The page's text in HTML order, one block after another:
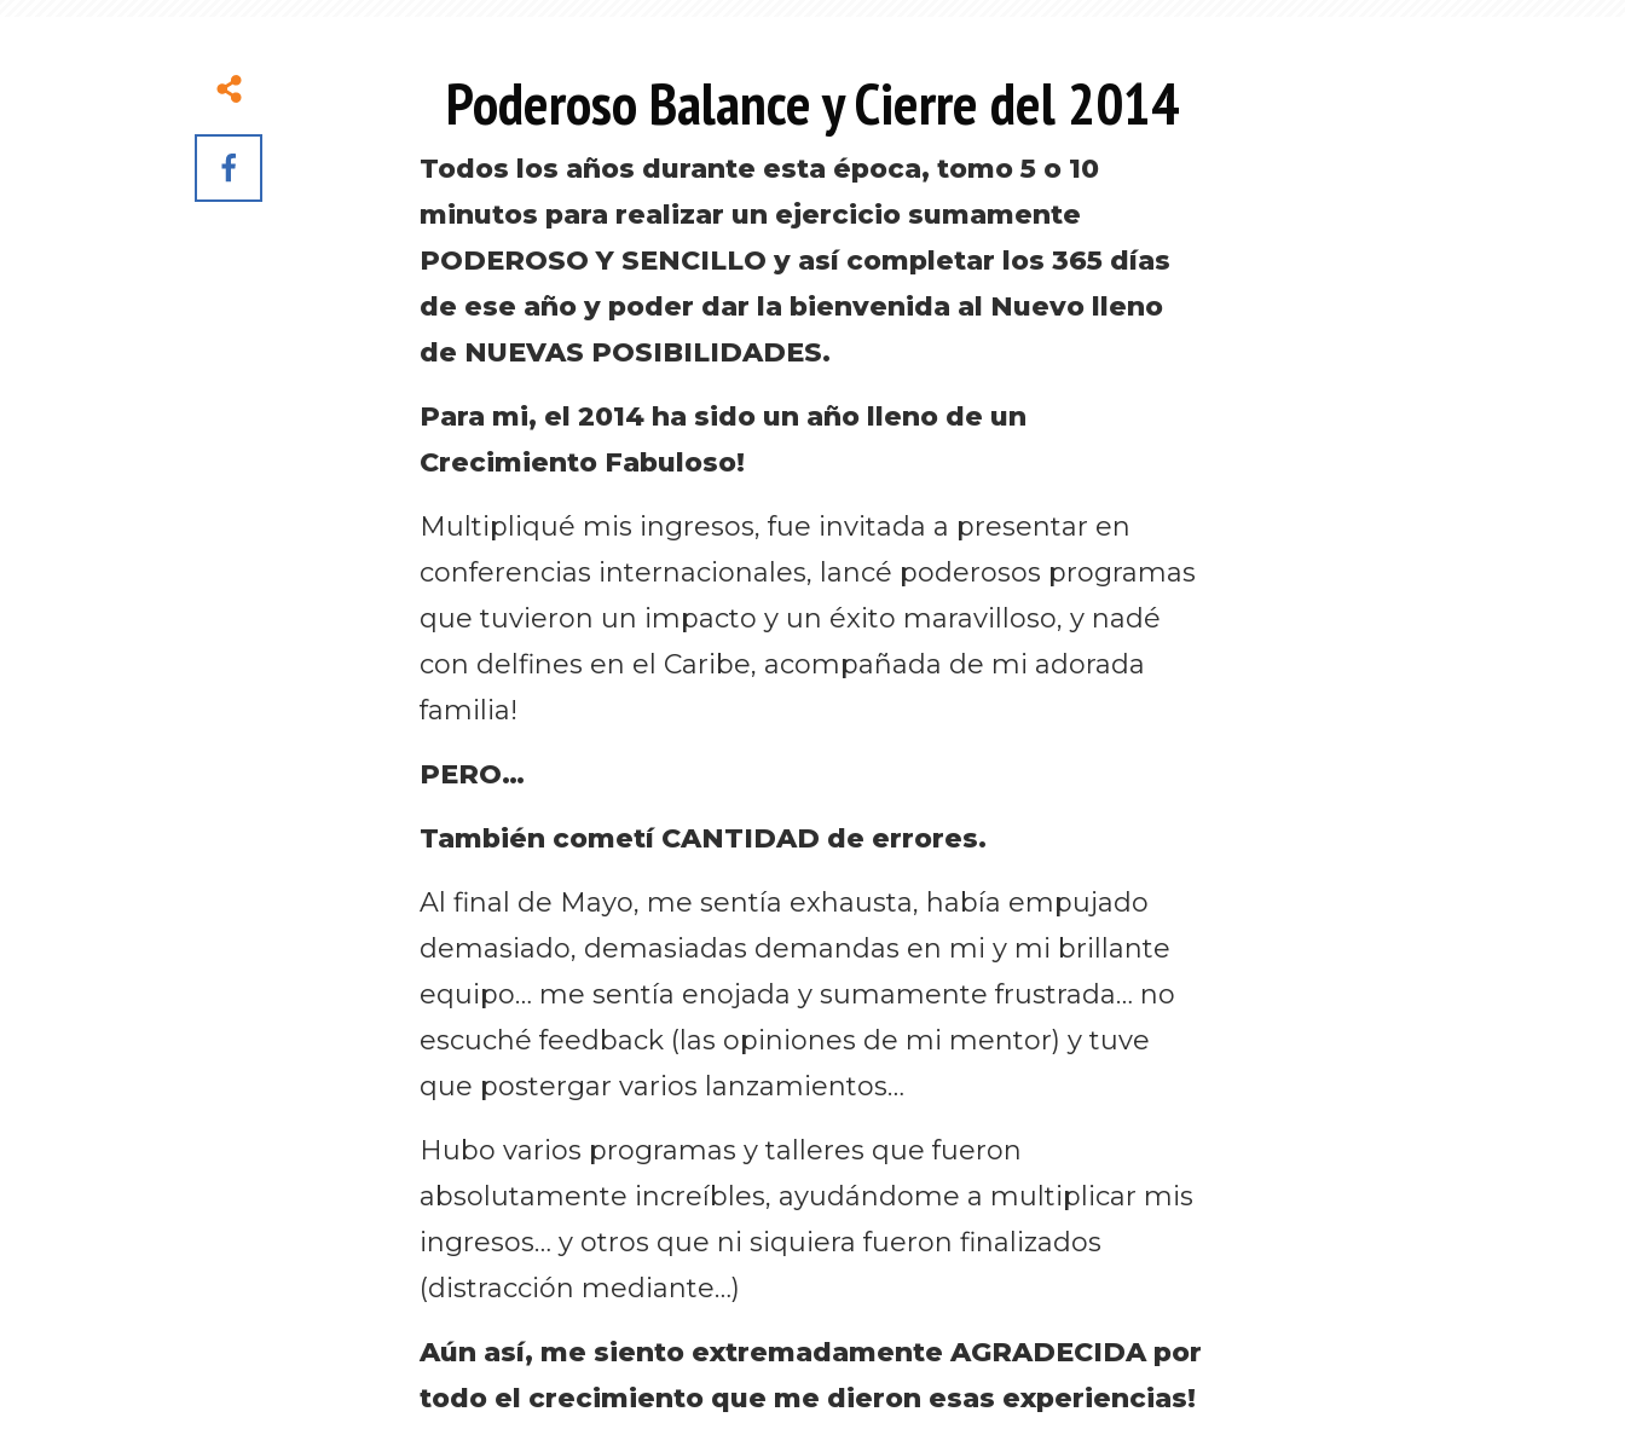
Poderoso Balance y Cierre del 2014
Todos los años durante esta época, tomo 5 o 10
minutos para realizar un ejercicio sumamente
PODEROSO Y SENCILLO y así completar los 365 días
de ese año y poder dar la bienvenida al Nuevo lleno
de NUEVAS POSIBILIDADES.
Para mi, el 2014 ha sido un año lleno de un
Crecimiento Fabuloso!
Multipliqué mis ingresos, fue invitada a presentar en
conferencias internacionales, lancé poderosos programas
que tuvieron un impacto y un éxito maravilloso, y nadé
con delfines en el Caribe, acompañada de mi adorada
familia!
PERO…
También cometí CANTIDAD de errores.
Al final de Mayo, me sentía exhausta, había empujado
demasiado, demasiadas demandas en mi y mi brillante
equipo… me sentía enojada y sumamente frustrada… no
escuché feedback (las opiniones de mi mentor) y tuve
que postergar varios lanzamientos…
Hubo varios programas y talleres que fueron
absolutamente increíbles, ayudándome a multiplicar mis
ingresos… y otros que ni siquiera fueron finalizados
(distracción mediante…)
Aún así, me siento extremadamente AGRADECIDA por
todo el crecimiento que me dieron esas experiencias!